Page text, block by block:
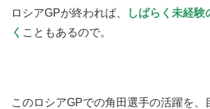
ロシアGPが終われば、
しばらく未経験
く こともあるので。
このロシアGPでの角田選手の活躍を、